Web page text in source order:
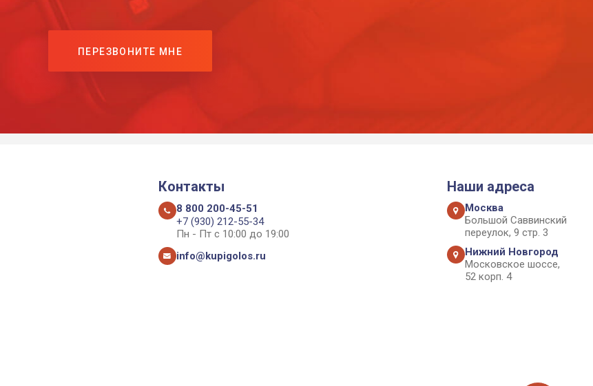
ПЕРЕЗВОНИТЕ МНЕ
Контакты
8 800 200-45-51
+7 (930) 212-55-34
Пн - Пт с 10:00 до 19:00
info@kupigolos.ru
Наши адреса
Москва
Большой Саввинский
переулок, 9 стр. 3
Нижний Новгород
Московское шоссе,
52 корп. 4